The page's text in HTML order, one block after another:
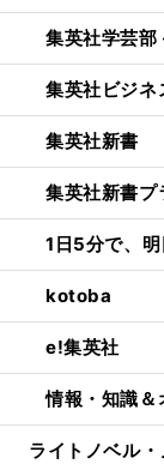
集英社学芸部
集英社ビジネ
集英社新書
集英社新書プ
1日5分で、
kotoba
e!集英社
情報・知識
ライトノベル